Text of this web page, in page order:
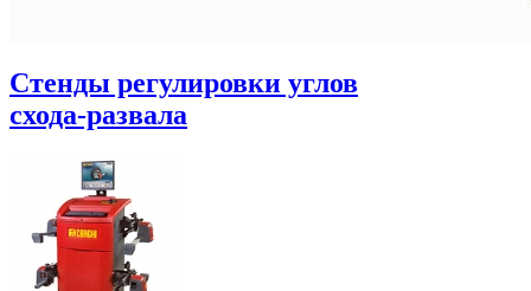
Стенды регулировки углов
схода-развала